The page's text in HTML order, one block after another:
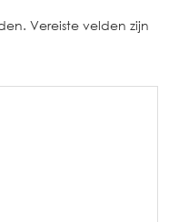
Vereiste velden zijn